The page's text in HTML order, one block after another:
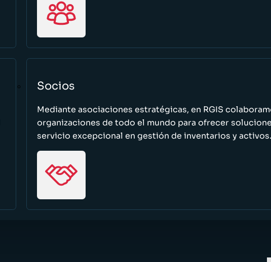
Socios
Mediante asociaciones estratégicas, en RGIS
organizaciones de todo el mundo para ofrecer
servicio excepcional en gestión de inventarios y activos.